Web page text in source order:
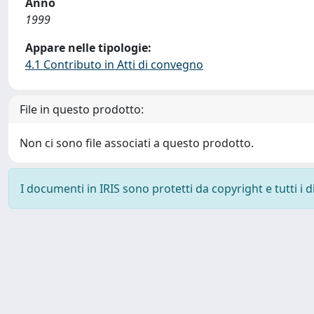
1999
Appare nelle tipologie:
4.1 Contributo in Atti di convegno
File in questo prodotto:
Non ci sono file associati a questo prodotto.
I documenti in IRIS sono protetti da copyright e tutti i